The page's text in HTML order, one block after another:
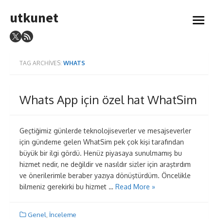
to
utkunet
open
TAG ARCHIVES: WHATS
Whats App için özel hat WhatSim
Geçtiğimiz günlerde teknolojiseverler ve mesajseverler
için gündeme gelen WhatSim pek çok kişi tarafından
büyük bir ilgi gördü. Henüz piyasaya sunulmamış bu
hizmet nedir, ne değildir ve nasıldır sizler için araştırdım
ve önerilerimle beraber yazıya dönüştürdüm. Öncelikle
bilmeniz gerekirki bu hizmet … Read More »
Genel İnceleme